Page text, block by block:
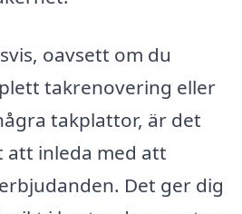
oavsett om du
takrenovering eller
takplattor, är det
inleda med att
Det ger dig